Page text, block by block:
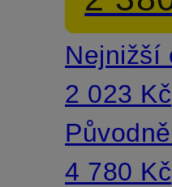
Nejnižší
2 023 Kč
4 780 Kč